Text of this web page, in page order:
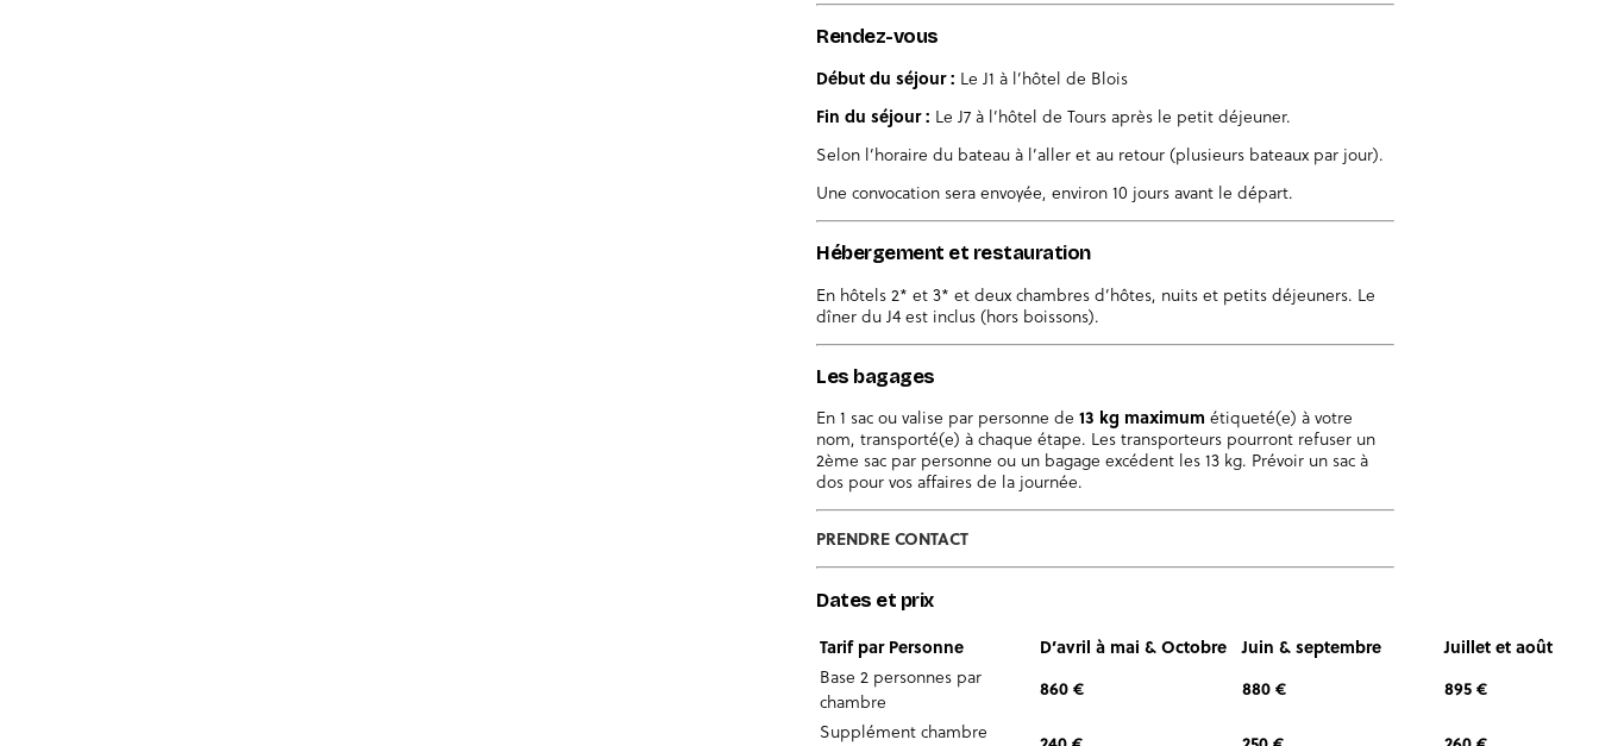
Rendez-vous
Début du séjour : Le J1 à l’hôtel de Blois
Fin du séjour : Le J7 à l’hôtel de Tours après le petit déjeuner.
Selon l’horaire du bateau à l’aller et au retour (plusieurs bateaux par jour).
Une convocation sera envoyée, environ 10 jours avant le départ.
Hébergement et restauration
En hôtels 2* et 3* et deux chambres d’hôtes, nuits et petits déjeuners. Le
dîner du J4 est inclus (hors boissons).
Les bagages
En 1 sac ou valise par personne de 13 kg maximum étiqueté(e) à votre
nom, transporté(e) à chaque étape. Les transporteurs pourront refuser un
2ème sac par personne ou un bagage excédent les 13 kg. Prévoir un sac à
dos pour vos affaires de la journée.
PRENDRE CONTACT
Dates et prix
Tarif par Personne D’avril à mai & Octobre Juin & septembre
Juillet et août
Base 2 personnes par
chambre
860 € 880 €
895 €
Supplément chambre